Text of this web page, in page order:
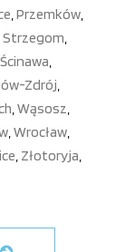
,Przemków,
Strzegom,
Ścinawa,
Zdrój,
,Wąsosz,
,Wrocław,
, Złotoryja,